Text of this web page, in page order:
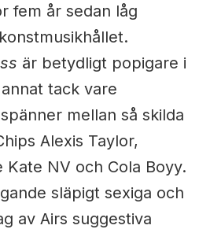
fem år sedan låg
är betydligt popigare i
tack vare
mellan så skilda
Alexis Taylor,
Kate NV och Cola Boyy.
släpigt sexiga och
av Airs suggestiva